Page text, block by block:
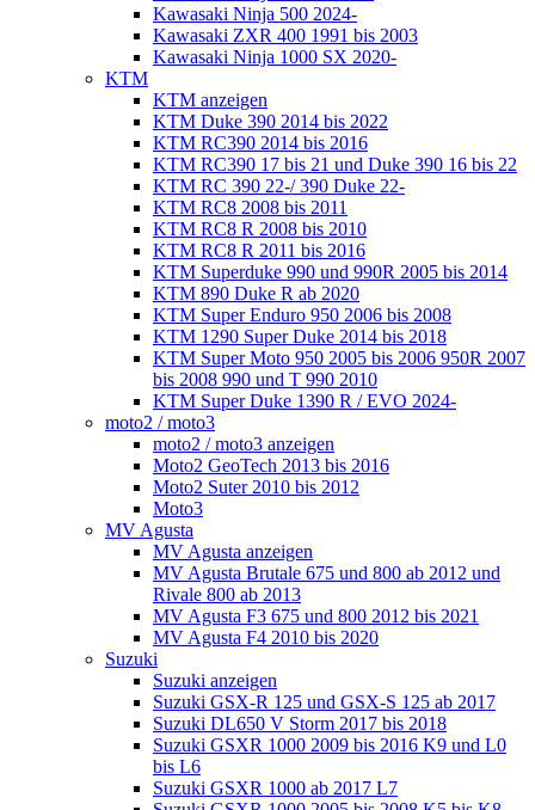
Kawasaki Ninja 500 2024-
Kawasaki ZXR 400 1991 bis 2003
Kawasaki Ninja 1000 SX 2020-
KTM
KTM anzeigen
KTM Duke 390 2014 bis 2022
KTM RC390 2014 bis 2016
KTM RC390 17 bis 21 und Duke 390 16 bis 22
KTM RC 390 22-/ 390 Duke 22-
KTM RC8 2008 bis 2011
KTM RC8 R 2008 bis 2010
KTM RC8 R 2011 bis 2016
KTM Superduke 990 und 990R 2005 bis 2014
KTM 890 Duke R ab 2020
KTM Super Enduro 950 2006 bis 2008
KTM 1290 Super Duke 2014 bis 2018
KTM Super Moto 950 2005 bis 2006 950R 2007
bis 2008 990 und T 990 2010
KTM Super Duke 1390 R / EVO 2024-
moto2 / moto3
moto2 / moto3 anzeigen
Moto2 GeoTech 2013 bis 2016
Moto2 Suter 2010 bis 2012
Moto3
MV Agusta
MV Agusta anzeigen
MV Agusta Brutale 675 und 800 ab 2012 und
Rivale 800 ab 2013
MV Agusta F3 675 und 800 2012 bis 2021
MV Agusta F4 2010 bis 2020
Suzuki
Suzuki anzeigen
Suzuki GSX-R 125 und GSX-S 125 ab 2017
Suzuki DL650 V Storm 2017 bis 2018
Suzuki GSXR 1000 2009 bis 2016 K9 und L0
bis L6
Suzuki GSXR 1000 ab 2017 L7